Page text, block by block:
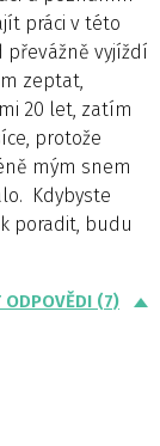
práci v této
vyjíždí
zeptat,
20 let, zatím
protože
mým snem
Kdybyste
poradit, budu
ODPOVĚDI (7)